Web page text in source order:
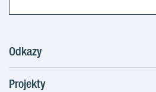
Odkazy
Postup koupě
Projekty